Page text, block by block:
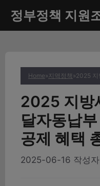
츠
정부정책 지원
Home»지역정책 »
2025 지방
달자동납
공제 혜택
2025-06-16 작성